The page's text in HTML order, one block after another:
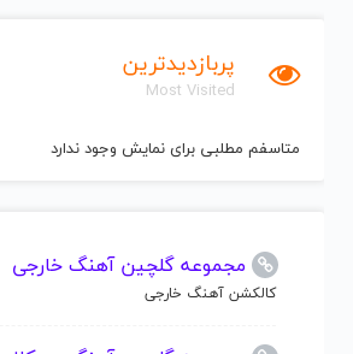
پربازدیدترین
Most Visited
متاسفم مطلبی برای نمایش وجود ندارد
مجموعه گلچین آهنگ خارجی
کالکشن آهنگ خارجی